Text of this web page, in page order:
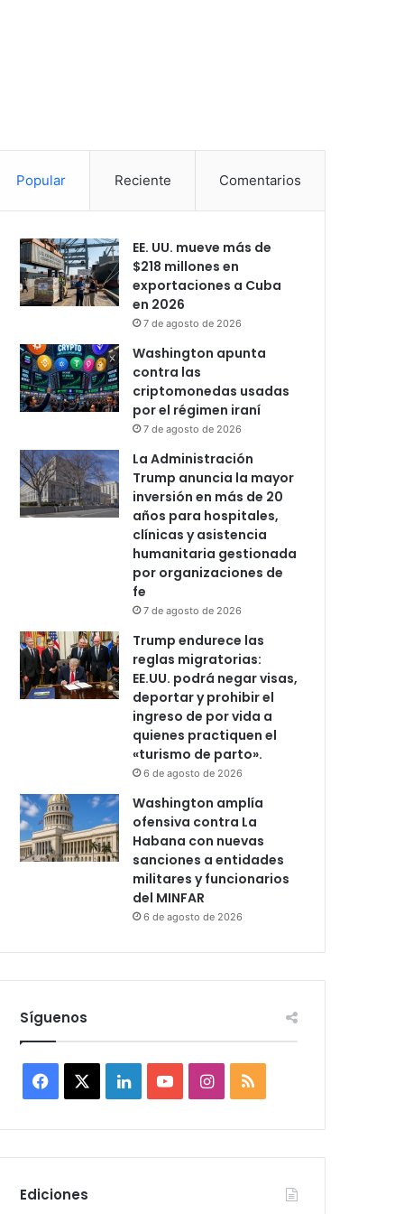
Popular Reciente Comentarios
EE. UU. mueve más de
$218 millones en
exportaciones a Cuba
en 2026
7 de agosto de 2026
Washington apunta
contra las
criptomonedas usadas
por el régimen iraní
7 de agosto de 2026
La Administración
Trump anuncia la mayor
inversión en más de 20
años para hospitales,
clínicas y asistencia
humanitaria gestionada
por organizaciones de
fe
7 de agosto de 2026
Trump endurece las
reglas migratorias:
EE.UU. podrá negar visas,
deportar y prohibir el
ingreso de por vida a
quienes practiquen el
«turismo de parto».
6 de agosto de 2026
Washington amplía
ofensiva contra La
Habana con nuevas
sanciones a entidades
militares y funcionarios
del MINFAR
6 de agosto de 2026
Síguenos
c
e
L
n
u
I
s
S
Ediciones